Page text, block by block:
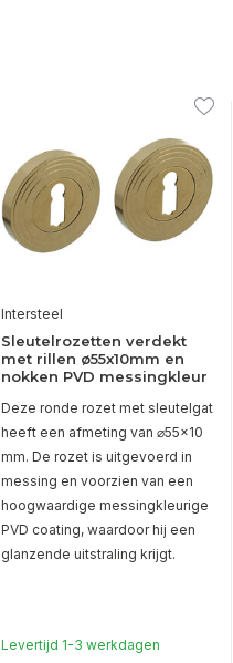
Intersteel
Sleutelrozetten verdekt
met rillen ø55x10mm en
nokken PVD messingkleur
Deze ronde rozet met sleutelgat
heeft een afmeting van ⌀55x10
mm. De rozet is uitgevoerd in
messing en voorzien van een
hoogwaardige messingkleurige
PVD coating, waardoor hij een
glanzende uitstraling krijgt.
Levertijd 1-3 werkdagen